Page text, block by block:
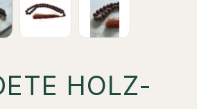
HOLZ-